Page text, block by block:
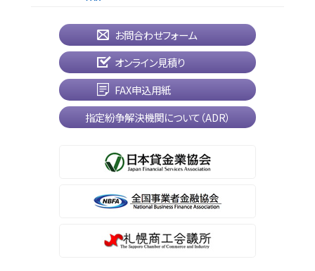
お問合わせフォーム
オンライン見積り
FAX申込用紙
指定紛争解決機関について（ADR）